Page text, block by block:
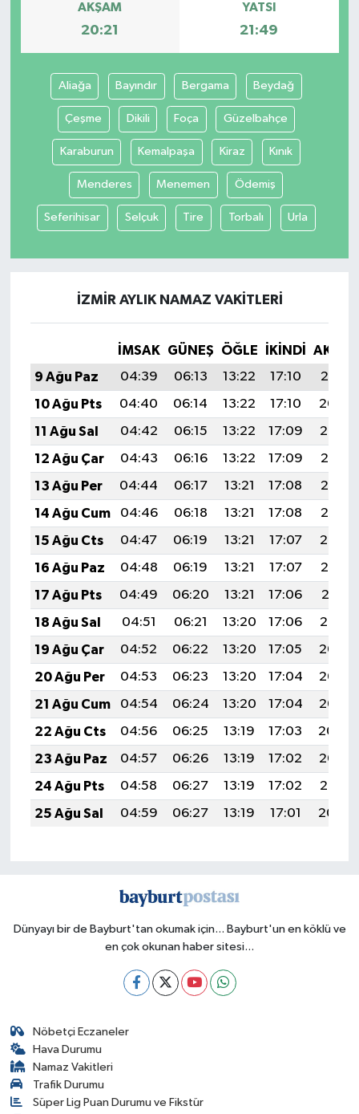
AKŞAM
20:21
YATSI
21:49
Aliağa Bayındır Bergama Beydağ
Çeşme Dikili Foça Güzelbahçe
Karaburun Kemalpaşa Kiraz Kınık
Menderes Menemen Ödemiş
Seferihisar Selçuk Tire Torbalı Urla
İZMIR AYLIK NAMAZ VAKITLERI
İMSAK GÜNEŞ ÖĞLE İKINDI
9 Ağu Paz
04:39 06:13 13:22 17:10
20:21
10 Ağu Pts
04:40 06:14 13:22 17:10
20:20
11 Ağu Sal
04:42 06:15 13:22 17:09
20:19
12 Ağu Çar
04:43 06:16 13:22 17:09
20:17
13 Ağu Per
04:44 06:17 13:21 17:08
20:16
14 Ağu Cum
04:46 06:18 13:21 17:08
20:15
15 Ağu Cts
04:47 06:19 13:21 17:07
20:14
16 Ağu Paz
04:48 06:19 13:21 17:07
20:12
17 Ağu Pts
04:49 06:20 13:21 17:06
20:11
18 Ağu Sal
04:51 06:21 13:20 17:06
20:10
19 Ağu Çar
04:52 06:22 13:20 17:05
20:08
20 Ağu Per
04:53 06:23 13:20 17:04
20:07
21 Ağu Cum
04:54 06:24 13:20 17:04
20:06
22 Ağu Cts
04:56 06:25 13:19 17:03
20:04
23 Ağu Paz
04:57 06:26 13:19 17:02
20:03
24 Ağu Pts
04:58 06:27 13:19 17:02
20:01
25 Ağu Sal
04:59 06:27 13:19 17:01 20:00
Dünyayı bir de Bayburt'tan okumak için... Bayburt'un en köklü ve
en çok okunan haber sitesi...
Nöbetçi Eczaneler
Hava Durumu
Namaz Vakitleri
Trafik Durumu
Süper Lig Puan Durumu ve Fikstür